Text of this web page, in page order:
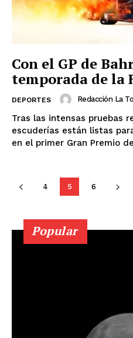
Aguascalientes Baja
Baja California Sur
Colima Durango
Guanajuato
Guerrero
Zacatecas
Tlaxcala Tamaulipas
Sinaloa
San Luis Potosí
Querétaro
Nayarit
Morelos
Con el GP de
temporada de la
DEPORTES Redacción La
Tras las intensas pruebas
escuderías están listas
en el primer Gran Premio
4 5 6
Popular